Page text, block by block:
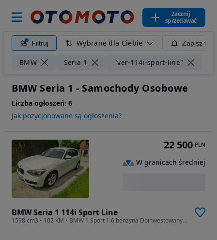
Zacznij
sprzedawać
Filtruj Wybrane dla Ciebie Zapisz
BMW Seria 1 "ver-114i-sport-line"
BMW Seria 1 - Samochody Osobowe
Liczba ogłoszeń: 6
Jak pozycjonowane są ogłoszenia?
BMW Seria 1 114i Sport Line
1598 cm3 • 102 KM • BMW 1 Sport 1.6 benzyna Doinwestowany Prywatny Piękny stan
22 500 PLN
W granicach średniej